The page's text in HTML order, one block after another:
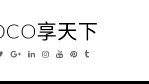
享天下
TwitterGoogleLinkedinInstagramYouTubePinterest
Tumblr